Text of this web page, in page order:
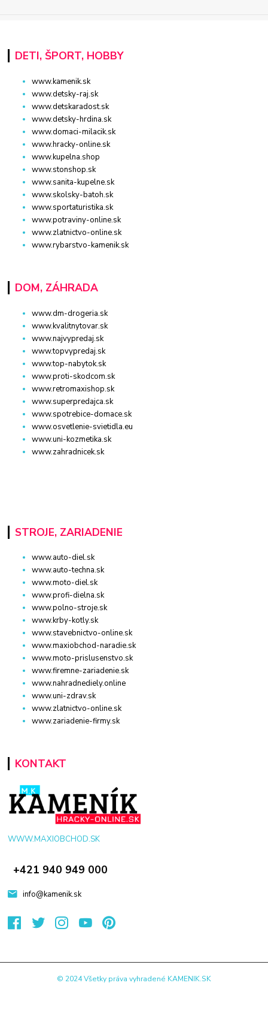
DETI, ŠPORT, HOBBY
www.kamenik.sk
www.detsky-raj.sk
www.detskaradost.sk
www.detsky-hrdina.sk
www.domaci-milacik.sk
www.hracky-online.sk
www.kupelna.shop
www.stonshop.sk
www.sanita-kupelne.sk
www.skolsky-batoh.sk
www.sportaturistika.sk
www.potraviny-online.sk
www.zlatnictvo-online.sk
www.rybarstvo-kamenik.sk
DOM, ZÁHRADA
www.dm-drogeria.sk
www.kvalitnytovar.sk
www.najvypredaj.sk
www.topvypredaj.sk
www.top-nabytok.sk
www.proti-skodcom.sk
www.retromaxishop.sk
www.superpredajca.sk
www.spotrebice-domace.sk
www.osvetlenie-svietidla.eu
www.uni-kozmetika.sk
www.zahradnicek.sk
STROJE, ZARIADENIE
www.auto-diel.sk
www.auto-techna.sk
www.moto-diel.sk
www.profi-dielna.sk
www.polno-stroje.sk
www.krby-kotly.sk
www.stavebnictvo-online.sk
www.maxiobchod-naradie.sk
www.moto-prislusenstvo.sk
www.firemne-zariadenie.sk
www.nahradnediely.online
www.uni-zdrav.sk
www.zlatnictvo-online.sk
www.zariadenie-firmy.sk
KONTAKT
WWW.MAXIOBCHOD.SK
+421 940 949 000
info@kamenik.sk
© 2024 Všetky práva vyhradené KAMENIK.SK